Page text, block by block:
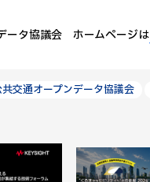
ータ協議会 ホームページは
交通オープンデータ協議会